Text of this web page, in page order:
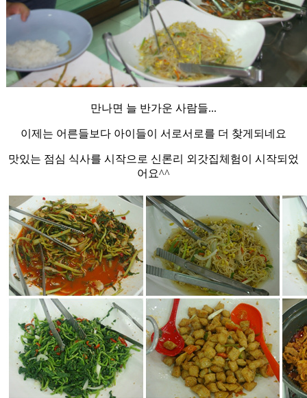
만나면 늘 반가운 사람들...
이제는 어른들보다 아이들이 서로서로를 더 찾게되네요
맛있는 점심 식사를 시작으로 신론리 외갓집체험이 시작되었
어요^^